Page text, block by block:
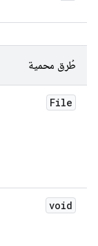
طُرق محمية
File
void